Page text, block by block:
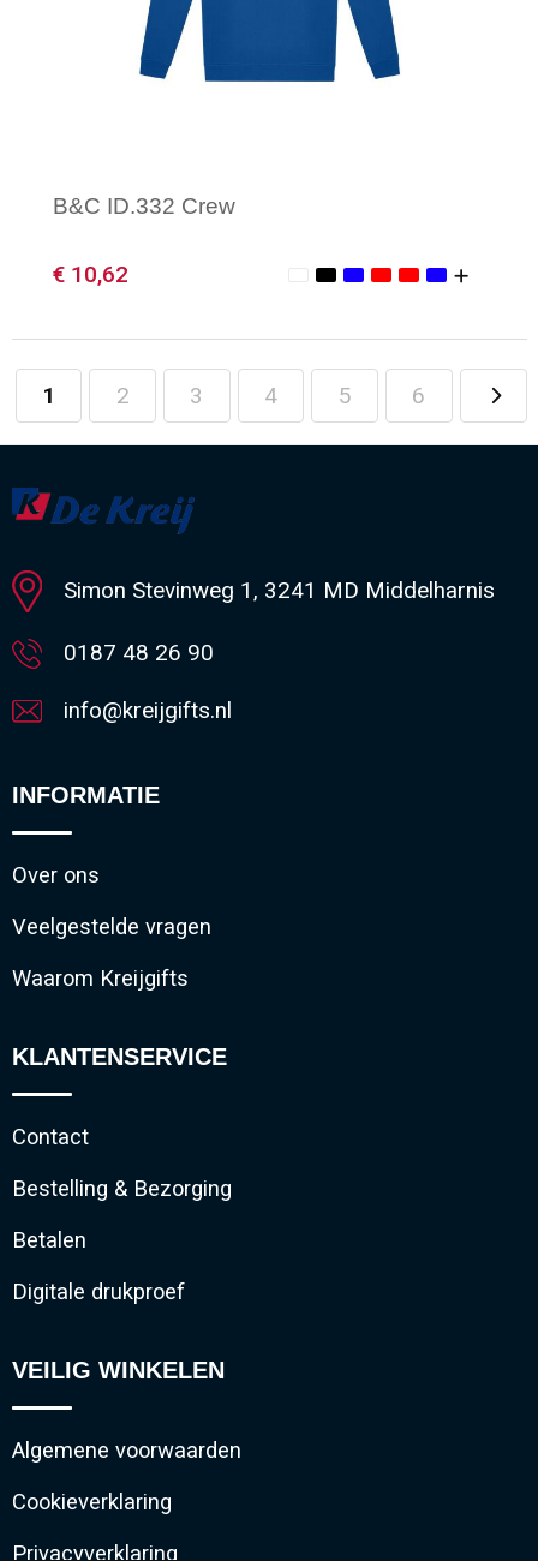
B&C ID.332 Crew
€ 10,62
Minimale afname: 1
1 2 3 4 5 6
Simon Stevinweg 1, 3241 MD Middelharnis
0187 48 26 90
info@kreijgifts.nl
INFORMATIE
Over ons
Veelgestelde vragen
Waarom Kreijgifts
KLANTENSERVICE
Contact
Bestelling & Bezorging
Betalen
Digitale drukproef
VEILIG WINKELEN
Algemene voorwaarden
Cookieverklaring
Privacyverklaring